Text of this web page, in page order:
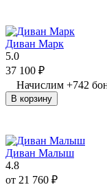
Диван Марк
5.0
37 100 ₽
Начислим +742
В корзину
Диван Малыш
4.8
от 21 760 ₽